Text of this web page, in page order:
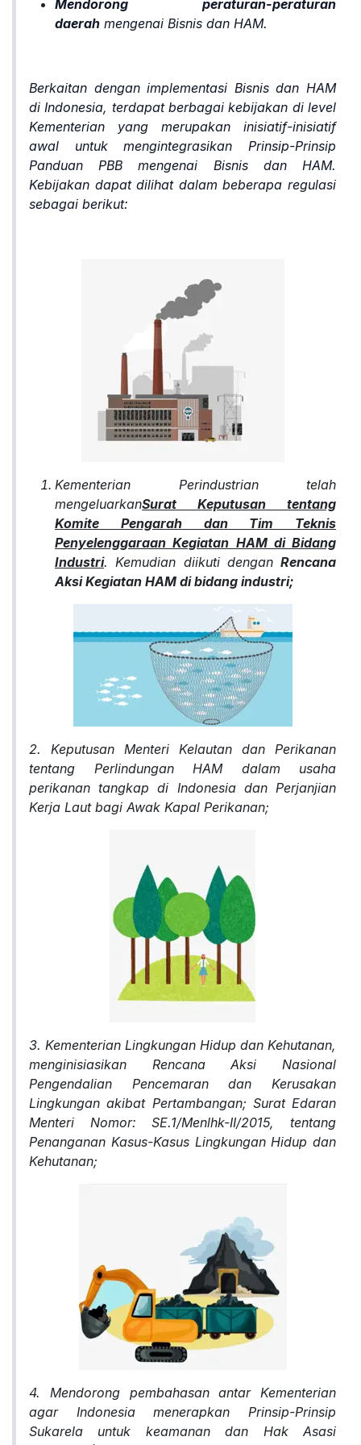
Mendorong peraturan-peraturan
daerah mengenai Bisnis dan HAM.
Berkaitan dengan implementasi Bisnis dan HAM
di Indonesia, terdapat berbagai kebijakan di level
Kementerian yang merupakan inisiatif-inisiatif
awal untuk mengintegrasikan Prinsip-Prinsip
Panduan PBB mengenai Bisnis dan HAM.
Kebijakan dapat dilihat dalam beberapa regulasi
sebagai berikut:
Kementerian Perindustrian telah
mengeluarkanSurat Keputusan tentang
Komite Pengarah dan Tim Teknis
Penyelenggaraan Kegiatan HAM di Bidang
Industri. Kemudian diikuti dengan Rencana
Aksi Kegiatan HAM di bidang industri;
2. Keputusan Menteri Kelautan dan Perikanan
tentang Perlindungan HAM dalam usaha
perikanan tangkap di Indonesia dan Perjanjian
Kerja Laut bagi Awak Kapal Perikanan;
3. Kementerian Lingkungan Hidup dan Kehutanan,
menginisiasikan Rencana Aksi Nasional
Pengendalian Pencemaran dan Kerusakan
Lingkungan akibat Pertambangan; Surat Edaran
Menteri Nomor: SE.1/Menlhk-II/2015, tentang
Penanganan Kasus-Kasus Lingkungan Hidup dan
Kehutanan;
4. Mendorong pembahasan antar Kementerian
agar Indonesia menerapkan Prinsip-Prinsip
Sukarela untuk keamanan dan Hak Asasi